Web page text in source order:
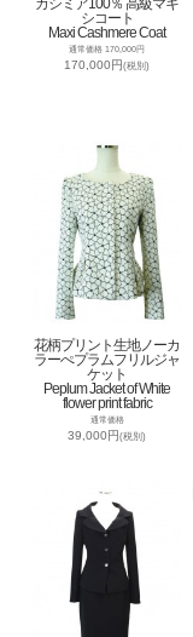
カシミア100％ 高級マキ
シコート
Maxi Cashmere Coat
通常価格 170,000円
170,000円(税別)
花柄プリント生地ノーカ
ラーぺプラムフリルジャ
ケット
Peplum Jacket of White
flower print fabric
通常価格
39,000円(税別)